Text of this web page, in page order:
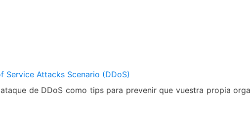
Attacks Scenario (DDoS)
de DDoS como tips para prevenir que vuestra propia